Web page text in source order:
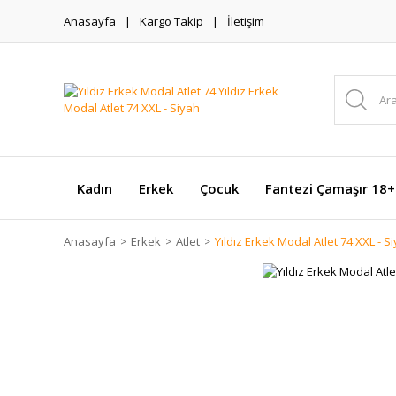
Anasayfa Kargo Takip İletişim
Kadın Erkek Çocuk Fantezi Çamaşır 18+
Anasayfa Erkek Atlet Yıldız Erkek Modal Atlet 74 XXL -